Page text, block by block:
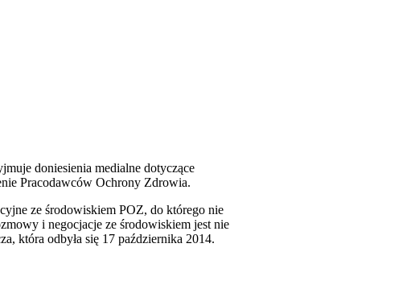
doniesienia medialne dotyczące
Pracodawców Ochrony Zdrowia.
ze środowiskiem POZ, do którego nie
i negocjacje ze środowiskiem jest nie
która odbyła się 17 października 2014.